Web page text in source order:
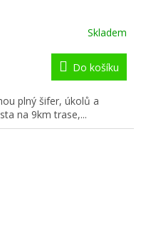
Skladem
Do košíku
plný šifer, úkolů a
na 9km trase,...